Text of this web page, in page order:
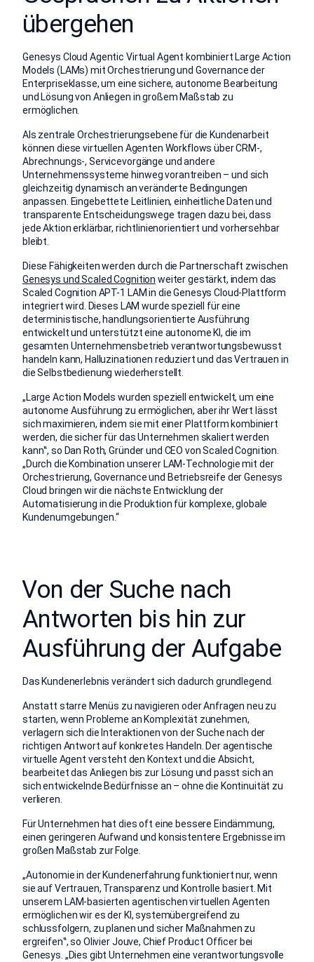
übergehen
Genesys Cloud Agentic Virtual Agent kombiniert Large Action
Models (LAMs) mit Orchestrierung und Governance der
Enterpriseklasse, um eine sichere, autonome Bearbeitung
und Lösung von Anliegen in großem Maßstab zu
ermöglichen.
Als zentrale Orchestrierungsebene für die Kundenarbeit
können diese virtuellen Agenten Workflows über CRM-,
Abrechnungs-, Servicevorgänge und andere
Unternehmenssysteme hinweg vorantreiben – und sich
gleichzeitig dynamisch an veränderte Bedingungen
anpassen. Eingebettete Leitlinien, einheitliche Daten und
transparente Entscheidungswege tragen dazu bei, dass
jede Aktion erklärbar, richtlinienorientiert und vorhersehbar
bleibt.
Diese Fähigkeiten werden durch die Partnerschaft zwischen
Genesys und Scaled Cognition weiter gestärkt, indem das
Scaled Cognition APT-1 LAM in die Genesys Cloud-Plattform
integriert wird. Dieses LAM wurde speziell für eine
deterministische, handlungsorientierte Ausführung
entwickelt und unterstützt eine autonome KI, die im
gesamten Unternehmensbetrieb verantwortungsbewusst
handeln kann, Halluzinationen reduziert und das Vertrauen in
die Selbstbedienung wiederherstellt.
„Large Action Models wurden speziell entwickelt, um eine
autonome Ausführung zu ermöglichen, aber ihr Wert lässt
sich maximieren, indem sie mit einer Plattform kombiniert
werden, die sicher für das Unternehmen skaliert werden
kann‟, so Dan Roth, Gründer und CEO von Scaled Cognition.
„Durch die Kombination unserer LAM-Technologie mit der
Orchestrierung, Governance und Betriebsreife der Genesys
Cloud bringen wir die nächste Entwicklung der
Automatisierung in die Produktion für komplexe, globale
Kundenumgebungen.“
󠀰Von der Suche nach
Antworten bis hin zur
Ausführung der Aufgabe󠀲󠀥󠀤󠀳
󠀰Das Kundenerlebnis verändert sich dadurch grundlegend.
󠀰Anstatt starre Menüs zu navigieren oder Anfragen neu zu
starten, wenn Probleme an Komplexität zunehmen,
verlagern sich die Interaktionen von der Suche nach der
richtigen Antwort auf konkretes Handeln.󠀲󠀥󠀦󠀳 󠀰Der agentische
virtuelle Agent versteht den Kontext und die Absicht,
bearbeitet das Anliegen bis zur Lösung und passt sich an
sich entwickelnde Bedürfnisse an – ohne die Kontinuität zu
verlieren.
󠀰Für Unternehmen hat dies oft eine bessere Eindämmung,
einen geringeren Aufwand und konsistentere Ergebnisse im
großen Maßstab zur Folge.
„Autonomie in der Kundenerfahrung funktioniert nur, wenn
sie auf Vertrauen, Transparenz und Kontrolle basiert.󠀲󠀥󠀩󠀳 󠀰Mit
unserem LAM-basierten agentischen virtuellen Agenten
ermöglichen wir es der KI, systemübergreifend zu
schlussfolgern, zu planen und sicher Maßnahmen zu
ergreifen‟, so Olivier Jouve, Chief Product Officer bei
Genesys.󠀲󠀦󠀠󠀳 󠀰„Dies gibt Unternehmen eine verantwortungsvolle